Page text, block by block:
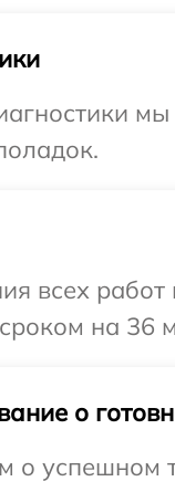
всех
на 36
о
успешном